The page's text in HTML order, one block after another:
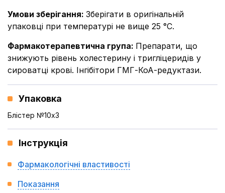
Умови зберігання: Зберігати в оригінальній
упаковці при температурі не вище 25 °С.
Фармакотерапевтична група: Препарати, що
знижують рівень холестерину і тригліцеридів у
сироватці крові. Інгібітори ГМГ-КоА-редуктази.
Упаковка
Блістер №10x3
Інструкція
Фармакологічні властивості
Показання